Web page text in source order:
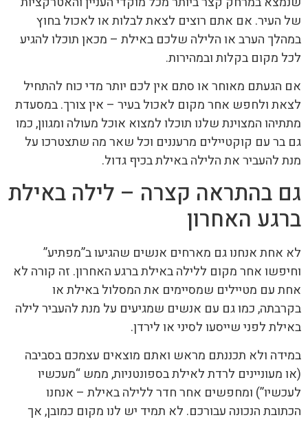
של העיר. אם אתם רוצים לצאת לבלות או לאכול בחוץ
במהלך הערב או הלילה שלכם באילת – מכאן תוכלו להגיע
לכל מקום בקלות ובמהירות.
אם הגעתם מאוחר או סתם אין לכם יותר מדי כוח להתחיל
לצאת ולחפש אחר מקום לאכול בעיר – אין צורך. במסעדת
מתתיהו המצוינת שלנו תוכלו למצוא אוכל מעולה ומגוון, כמו
גם בר עם קוקטיילים מרעננים וכל שאר מה שתצטרכו על
מנת להעביר את הלילה באילת בכיף גדול.
גם בהתראה קצרה – לילה באילת
ברגע האחרון
לא אחת אנחנו גם מארחים אנשים שהגיעו ב”מפתיע”
וחיפשו אחר מקום ללילה באילת ברגע האחרון. זה קורה לא
אחת עם מטיילים שמסיימים את המסלול באילת או
בקרבתה, כמו גם עם אנשים שמגיעים על מנת להעביר לילה
באילת לפני שייסעו לסיני או לירדן.
במידה ולא תכננתם מראש ואתם מוצאים עצמכם בסביבה
(או מעוניינים לרדת לאילת בספונטניות, ממש “מעכשיו
לעכשיו”) ומחפשים אחר חדר ללילה באילת – אנחנו
הכתובת הנכונה עבורכם. לא תמיד יש לנו מקום כמובן, אך